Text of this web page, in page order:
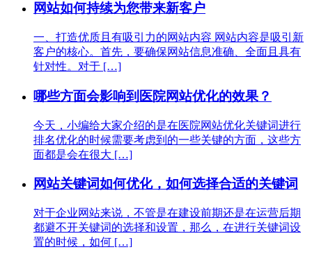
网站如何持续为您带来新客户
一、打造优质且有吸引力的网站内容 网站内容是吸引新
客户的核心。首先，要确保网站信息准确、全面且具有
针对性。对于 […]
哪些方面会影响到医院网站优化的效果？
今天，小编给大家介绍的是在医院网站优化关键词进行
排名优化的时候需要考虑到的一些关键的方面，这些方
面都是会在很大 […]
网站关键词如何优化，如何选择合适的关键词
对于企业网站来说，不管是在建设前期还是在运营后期
都避不开关键词的选择和设置，那么，在进行关键词设
置的时候，如何 […]